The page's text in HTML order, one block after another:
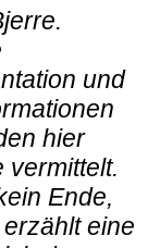
und
hier
vermittelt.
Ende,
eine